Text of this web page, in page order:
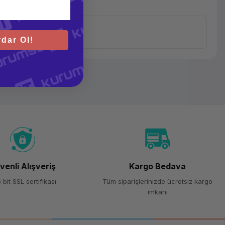
Alışveriş
bit SSL sertifikası
Kargo Bedava
Tüm siparişlerinizde ücretsiz kargo
imkanı
Ol!